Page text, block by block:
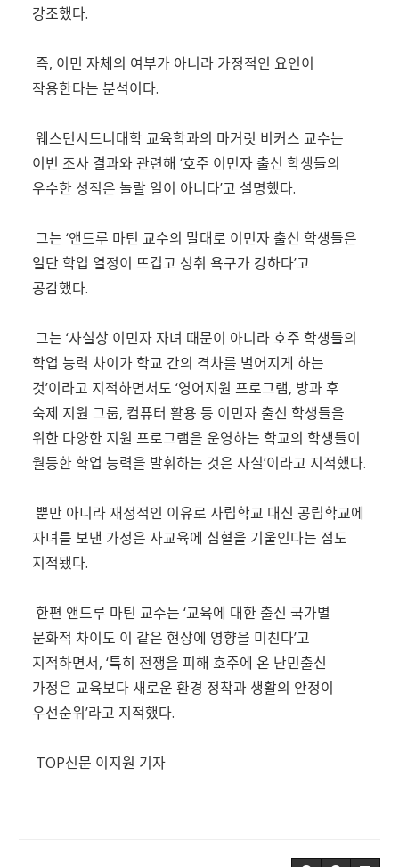
강조했다.
즉, 이민 자체의 여부가 아니라 가정적인 요인이
작용한다는 분석이다.
웨스턴시드니대학 교육학과의 마거릿 비커스 교수는
이번 조사 결과와 관련해 ‘호주 이민자 출신 학생들의
우수한 성적은 놀랄 일이 아니다’고 설명했다.
그는 ‘앤드루 마틴 교수의 말대로 이민자 출신 학생들은
일단 학업 열정이 뜨겁고 성취 욕구가 강하다’고
공감했다.
그는 ‘사실상 이민자 자녀 때문이 아니라 호주 학생들의
학업 능력 차이가 학교 간의 격차를 벌어지게 하는
것’이라고 지적하면서도 ‘영어지원 프로그램, 방과 후
숙제 지원 그룹, 컴퓨터 활용 등 이민자 출신 학생들을
위한 다양한 지원 프로그램을 운영하는 학교의 학생들이
월등한 학업 능력을 발휘하는 것은 사실’이라고 지적했다.
뿐만 아니라 재정적인 이유로 사립학교 대신 공립학교에
자녀를 보낸 가정은 사교육에 심혈을 기울인다는 점도
지적됐다.
한편 앤드루 마틴 교수는 ‘교육에 대한 출신 국가별
문화적 차이도 이 같은 현상에 영향을 미친다’고
지적하면서, ‘특히 전쟁을 피해 호주에 온 난민출신
가정은 교육보다 새로운 환경 정착과 생활의 안정이
우선순위’라고 지적했다.
TOP신문 이지원 기자